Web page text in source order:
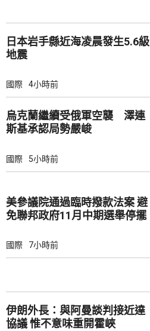
日本岩手縣近海凌晨發生5.6級
地震
國際 4小時前
烏克蘭繼續受俄軍空襲 澤連
斯基承認局勢嚴峻
國際 5小時前
美參議院通過臨時撥款法案 避
免聯邦政府11月中期選舉停擺
國際 7小時前
伊朗外長：與阿曼談判接近達
協議 惟不意味重開霍峽